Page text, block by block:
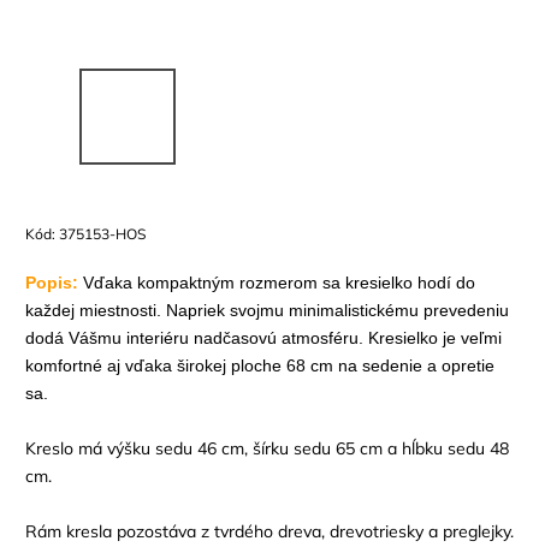
Kód: 375153-HOS
Popis: Vďaka kompaktným rozmerom sa kresielko hodí do
každej miestnosti. Napriek svojmu minimalistickému prevedeniu
dodá Vášmu interiéru nadčasovú atmosféru. Kresielko je veľmi
komfortné aj vďaka širokej ploche 68 cm na sedenie a opretie
sa.
Kreslo má výšku sedu 46 cm, šírku sedu 65 cm a hĺbku sedu 48
cm.
Rám kresla pozostáva z tvrdého dreva, drevotriesky a preglejky.